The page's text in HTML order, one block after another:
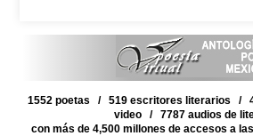
1552 poetas / 519 escritores literarios /
video / 7787 audios de
con más de 4,500 millones de accesos a